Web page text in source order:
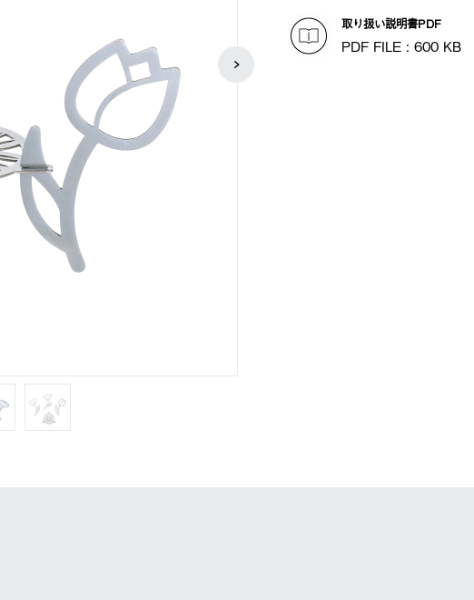
取り扱い説明書PDF
PDF FILE : 600 KB